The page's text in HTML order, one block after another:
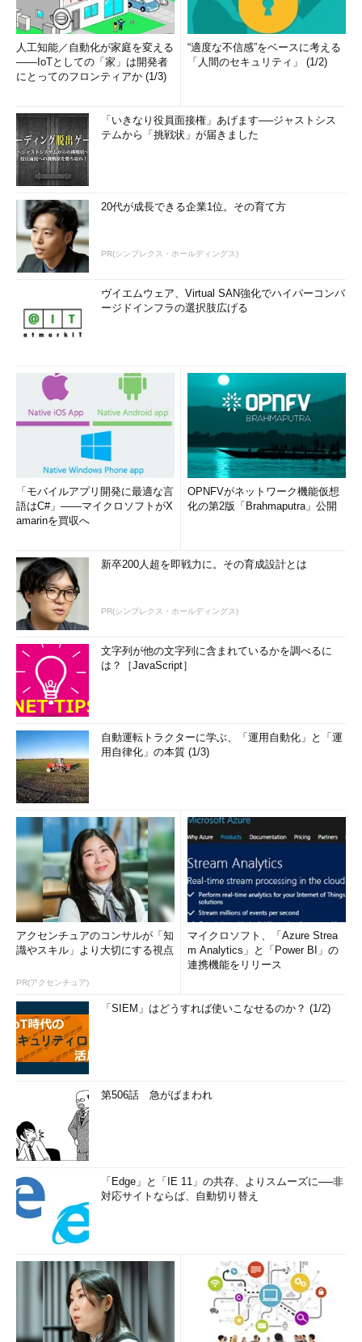
人工知能／自動化が家庭を変える
――IoTとしての「家」は開発者
にとってのフロンティアか (1/3)
“適度な不信感”をベースに考える
「人間のセキュリティ」 (1/2)
「いきなり役員面接権」あげます──ジャストシス
テムから「挑戦状」が届きました
20代が成長できる企業1位。その育て方
PR(シンプレクス・ホールディングス)
ヴイエムウェア、Virtual SAN強化でハイパーコンバ
ージドインフラの選択肢広げる
「モバイルアプリ開発に最適な言
語はC#」――マイクロソフトがX
amarinを買収へ
OPNFVがネットワーク機能仮想
化の第2版「Brahmaputra」公開
新卒200人超を即戦力に。その育成設計とは
PR(シンプレクス・ホールディングス)
文字列が他の文字列に含まれているかを調べるに
は？［JavaScript］
自動運転トラクターに学ぶ、「運用自動化」と「運
用自律化」の本質 (1/3)
アクセンチュアのコンサルが「知
識やスキル」より大切にする視点
PR(アクセンチュア)
マイクロソフト、「Azure Strea
m Analytics」と「Power BI」の
連携機能をリリース
「SIEM」はどうすれば使いこなせるのか？ (1/2)
第506話 急がばまわれ
「Edge」と「IE 11」の共存、よりスムーズに──非
対応サイトならば、自動切り替え